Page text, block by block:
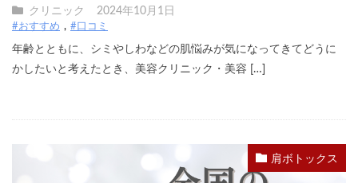
クリニック 2024年10月1日
#おすすめ #口コミ
年齢とともに、シミやしわなどの肌悩みが気になってきてどうに
かしたいと考えたとき、美容クリニック・美容 […]
肩ボトックス